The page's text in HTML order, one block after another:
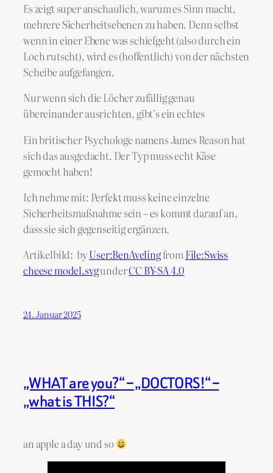
Es zeigt super anschaulich, warum es Sinn macht,
mehrere Sicherheitsebenen zu haben. Denn selbst
wenn in einer Ebene was schiefgeht (also durch ein
Loch rutscht), wird es (hoffentlich) von der nächsten
Scheibe aufgefangen.
Nur wenn sich die Löcher zufällig genau
übereinander ausrichten, gibt’s ein echtes
Ein britischer Psychologe namens James Reason hat
sich das ausgedacht. Der Typ muss echt Käse
gemocht haben!
Ich nehme mit: Perfekt muss keine einzelne
Sicherheitsmaßnahme sein – es kommt darauf an,
dass sie sich gegenseitig ergänzen.
Artikelbild: byUser:BenAvelingfromFile:Swiss
cheese model.svgunderCC BY-SA 4.0
24. Januar 2025
„WHAT are you?“ – „DOCTORS!“ –
„what is THIS?“
an apple a day und so